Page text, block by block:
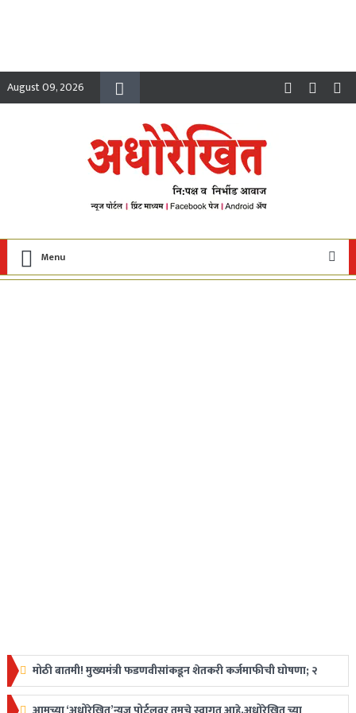
August 09, 2026
Menu
मोठी बातमी! मुख्यमंत्री फडणवीसांकडून शेतकरी कर्जमाफीची घोषणा; २
लाखापर्यंत मिळणार लाभ